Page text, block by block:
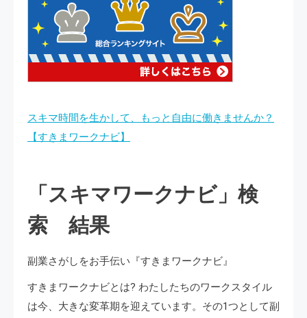
スキマ時間を生かして、もっと自由に働きませんか？
【すきまワークナビ】
「スキマワークナビ」検
索 結果
副業さがしをお手伝い『すきまワークナビ』
すきまワークナビとは? わたしたちのワークスタイル
は今、大きな変革期を迎えています。その1つとして副